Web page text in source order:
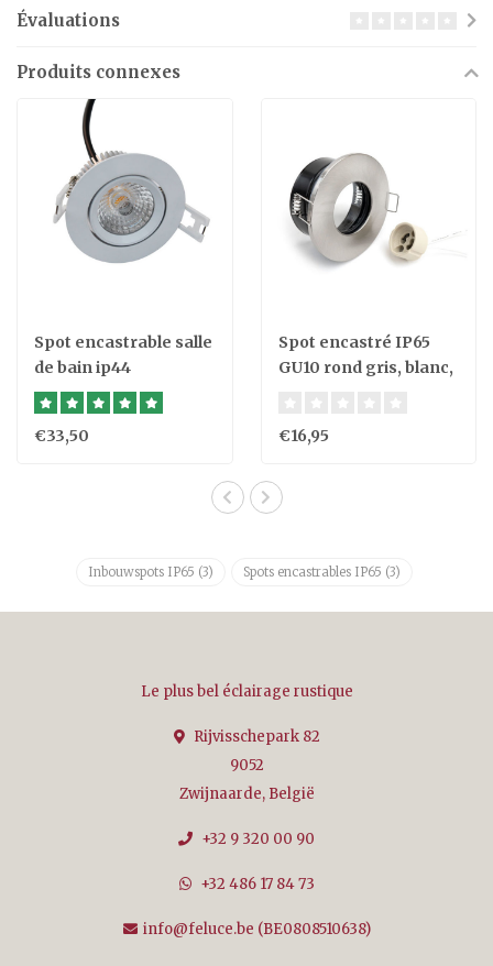
Évaluations
Produits connexes
Spot encastrable salle
de bain ip44
dimmable LED 7W
€33,50
Spot encastré IP65
GU10 rond gris, blanc,
€16,95
Inbouwspots IP65 (3) Spots encastrables IP65 (3)
Le plus bel éclairage rustique
Rijvisschepark 82
9052
Zwijnaarde, België
+32 9 320 00 90
+32 486 17 84 73
info@feluce.be (BE0808510638)